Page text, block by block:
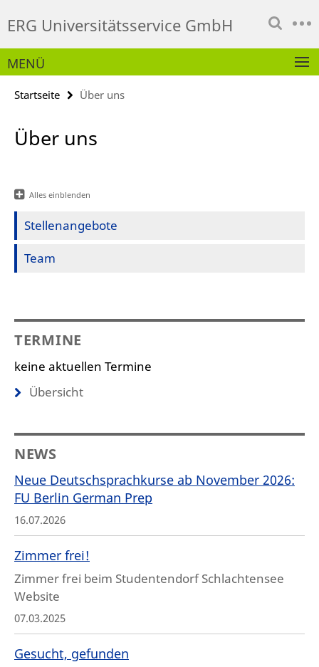
direkt
Inhalt
ERG Universitätsservice GmbH
Service-
Navigation
MENÜ
Startseite Über uns
Über uns
Alles einblenden
Stellenangebote
Team
TERMINE
keine aktuellen Termine
Übersicht
NEWS
Neue Deutschsprachkurse ab November 2026:
FU Berlin German Prep
16.07.2026
Zimmer frei!
Zimmer frei beim Studentendorf Schlachtensee
Website
07.03.2025
Gesucht, gefunden